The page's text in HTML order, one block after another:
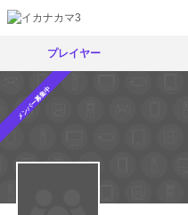
プレイヤー
メンバー募集中